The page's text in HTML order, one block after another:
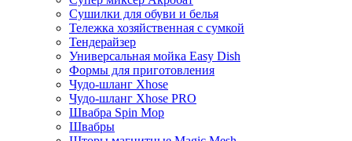
Сушилки для обуви и белья
Тележка хозяйственная с сумкой
Тендерайзер
Универсальная мойка Easy Dish
Формы для приготовления
Чудо-шланг Xhose
Чудо-шланг Xhose PRO
Швабра Spin Mop
Швабры